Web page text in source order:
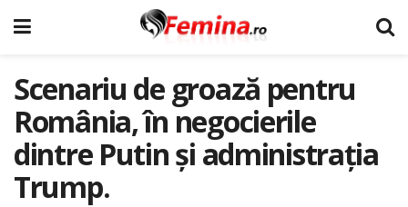
Scenariu de groază pentru
România, în negocierile
dintre Putin și administrația
Trump.